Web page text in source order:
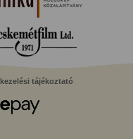
tájékoztató